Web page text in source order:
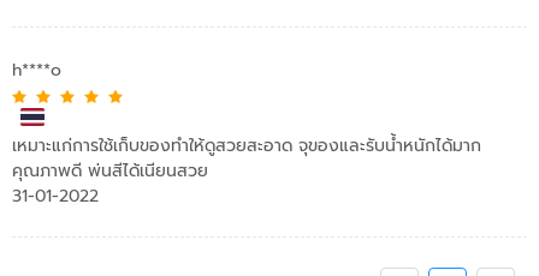
h****o
เหมาะแก่การใช้เก็บของทำให้ดูสวยสะอาด จุของและรับน้ำหนักได้มาก
คุณภาพดี พ่นสีได้เนียนสวย
31-01-2022